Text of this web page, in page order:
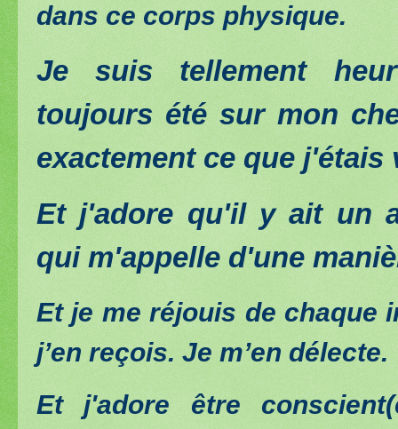
dans ce corps physique.
Je suis tellement
toujours été sur mon
exactement ce que j'étais
Et j'adore qu'il y ait un
qui m'appelle d'une
Et je me réjouis de chaque
j’en reçois. Je m’en délecte.
Et j'adore être